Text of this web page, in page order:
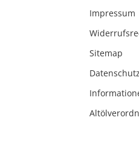
Impressum
Sitemap
Datenschutz